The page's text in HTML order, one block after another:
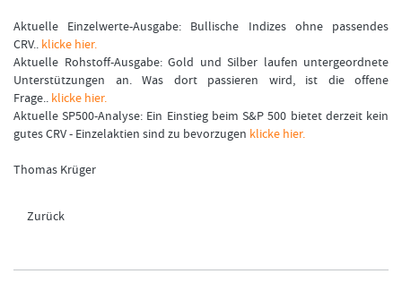
Aktuelle Einzelwerte-Ausgabe: Bullische Indizes ohne passendes
CRV.. klicke hier.
Aktuelle Rohstoff-Ausgabe: Gold und Silber laufen untergeordnete
Unterstützungen an. Was dort passieren wird, ist die offene
Frage.. klicke hier.
Aktuelle SP500-Analyse: Ein Einstieg beim S&P 500 bietet derzeit kein
gutes CRV - Einzelaktien sind zu bevorzugen klicke hier.
Thomas Krüger
Zurück